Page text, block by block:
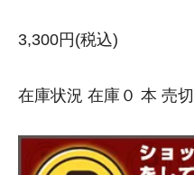
3,300円(税込)
在庫状況 在庫０ 本 売